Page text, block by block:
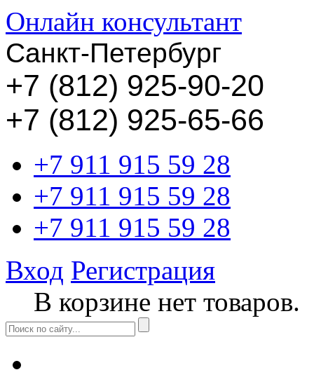
Онлайн консультант
Санкт-Петербург
+7 (812) 925-90-20
+7 (812) 925-65-66
+7 911 915 59 28
+7 911 915 59 28
+7 911 915 59 28
Вход Регистрация
В корзине нет товаров.